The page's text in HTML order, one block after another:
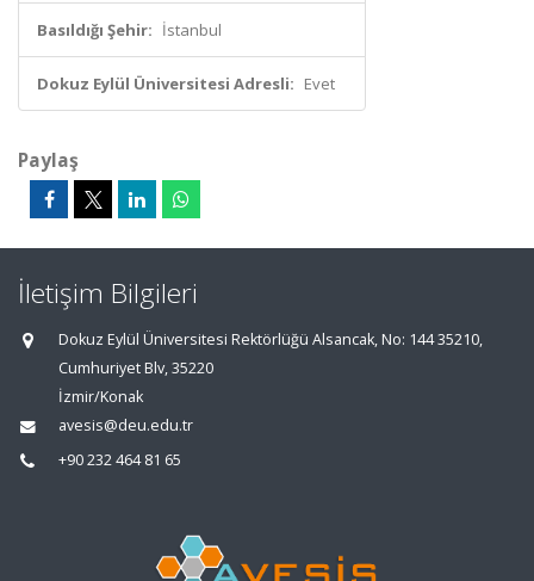
Basıldığı Şehir: İstanbul
Dokuz Eylül Üniversitesi Adresli: Evet
Paylaş
İletişim Bilgileri
Dokuz Eylül Üniversitesi Rektörlüğü Alsancak, No: 144 35210,
Cumhuriyet Blv, 35220
İzmir/Konak
avesis@deu.edu.tr
+90 232 464 81 65